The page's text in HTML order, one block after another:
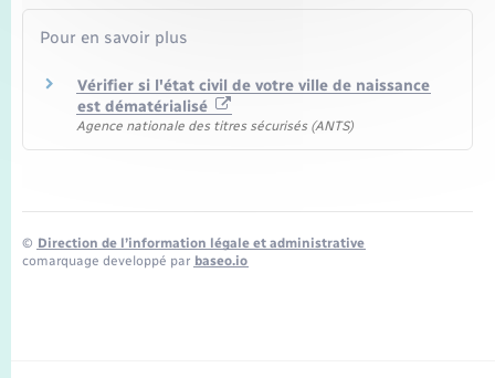
Pour en savoir plus
Vérifier si l'état civil de votre ville de naissance
est dématérialisé
Agence nationale des titres sécurisés (ANTS)
© Direction de l’information légale et administrative
comarquage developpé par baseo.io